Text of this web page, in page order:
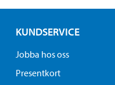
KUNDSERVICE
Jobba hos oss
Presentkort